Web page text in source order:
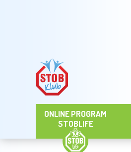
ONLINE PROGRAM
STOBLIFE